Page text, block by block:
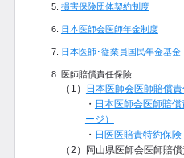
損害保険団体契約制度
日本医師会医師年金制度
日本医師･従業員国民年金基金
医師賠償責任保険
（1）
日本医師会医師賠償
・ 日本医師会医師賠
ージ）
・ 日医医賠責特約保険
（2）岡山県医師会医師賠